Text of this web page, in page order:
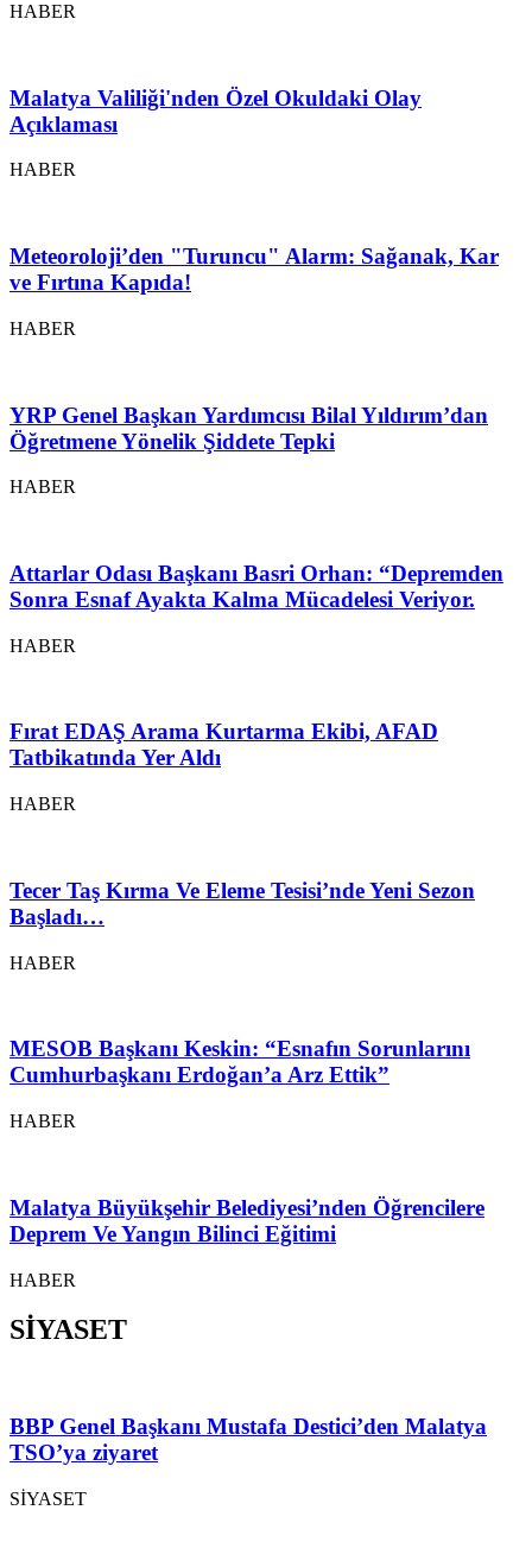
HABER
Malatya Valiliği'nden Özel Okuldaki Olay
Açıklaması
HABER
Meteoroloji’den "Turuncu" Alarm: Sağanak, Kar
ve Fırtına Kapıda!
HABER
YRP Genel Başkan Yardımcısı Bilal Yıldırım’dan
Öğretmene Yönelik Şiddete Tepki
HABER
Attarlar Odası Başkanı Basri Orhan: “Depremden
Sonra Esnaf Ayakta Kalma Mücadelesi Veriyor.
HABER
Fırat EDAŞ Arama Kurtarma Ekibi, AFAD
Tatbikatında Yer Aldı
HABER
Tecer Taş Kırma Ve Eleme Tesisi’nde Yeni Sezon
Başladı…
HABER
MESOB Başkanı Keskin: “Esnafın Sorunlarını
Cumhurbaşkanı Erdoğan’a Arz Ettik”
HABER
Malatya Büyükşehir Belediyesi’nden Öğrencilere
Deprem Ve Yangın Bilinci Eğitimi
HABER
SİYASET
BBP Genel Başkanı Mustafa Destici’den Malatya
TSO’ya ziyaret
SİYASET